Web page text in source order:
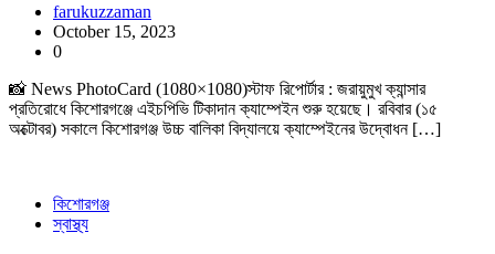
farukuzzaman
October 15, 2023
0
📸 News PhotoCard (1080×1080)স্টাফ রিপোর্টার : জরায়ুমুখ ক্যান্সার
প্রতিরোধে কিশোরগঞ্জে এইচপিভি টিকাদান ক্যাম্পেইন শুরু হয়েছে। রবিবার (১৫
অক্টোবর) সকালে কিশোরগঞ্জ উচ্চ বালিকা বিদ্যালয়ে ক্যাম্পেইনের উদ্বোধন […]
কিশোরগঞ্জ
স্বাস্থ্য